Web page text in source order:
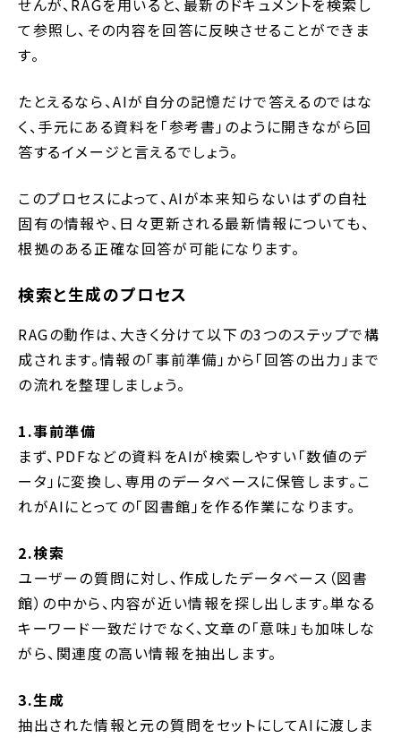
せんが、RAGを用いると、最新のドキュメントを検索し
て参照し、その内容を回答に反映させることができま
す。
たとえるなら、AIが自分の記憶だけで答えるのではな
く、手元にある資料を「参考書」のように開きながら回
答するイメージと言えるでしょう。
このプロセスによって、AIが本来知らないはずの自社
固有の情報や、日々更新される最新情報についても、
根拠のある正確な回答が可能になります。
検索と生成のプロセス
RAGの動作は、大きく分けて以下の3つのステップで構
成されます。情報の「事前準備」から「回答の出力」まで
の流れを整理しましょう。
1.事前準備
まず、PDFなどの資料をAIが検索しやすい「数値のデ
ータ」に変換し、専用のデータベースに保管します。こ
れがAIにとっての「図書館」を作る作業になります。
2.検索
ユーザーの質問に対し、作成したデータベース（図書
館）の中から、内容が近い情報を探し出します。単なる
キーワード一致だけでなく、文章の「意味」も加味しな
がら、関連度の高い情報を抽出します。
3.生成
抽出された情報と元の質問をセットにしてAIに渡しま